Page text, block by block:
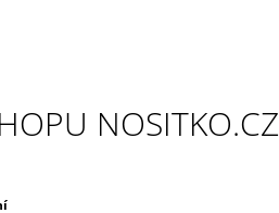
NOSITKO.CZ